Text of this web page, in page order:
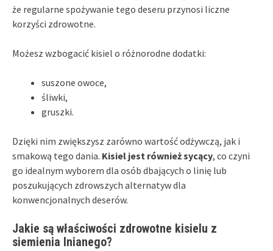
że regularne spożywanie tego deseru przynosi liczne
korzyści zdrowotne.
Możesz wzbogacić kisiel o różnorodne dodatki:
suszone owoce,
śliwki,
gruszki.
Dzięki nim zwiększysz zarówno wartość odżywczą, jak i
smakową tego dania. Kisiel jest również sycący, co czyni
go idealnym wyborem dla osób dbających o linię lub
poszukujących zdrowszych alternatyw dla
konwencjonalnych deserów.
Jakie są właściwości zdrowotne kisielu z
siemienia lnianego?